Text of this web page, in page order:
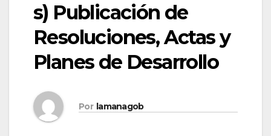
s) Publicación de
Resoluciones, Actas y
Planes de Desarrollo
Por lamanagob